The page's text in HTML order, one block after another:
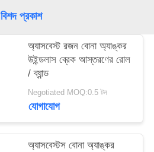
বিশদ প্রকাশ
অ্যাসবেস্ট রজন বোনা অ্যাঙ্কর
উইন্ডলাস ব্রেক আস্তরণের রোল
/ ব্যান্ড
Negotiated MOQ:0.5 টন
যোগাযোগ
অ্যাসবেস্টস বোনা অ্যাঙ্কর